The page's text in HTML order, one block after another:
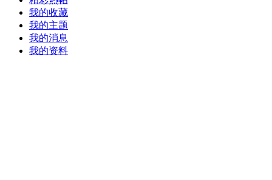
我的收藏
我的主题
我的消息
我的资料